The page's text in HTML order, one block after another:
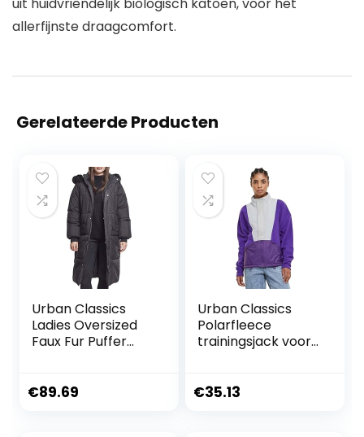
uit huidvriendelijk biologisch katoen, voor het
allerfijnste draagcomfort.
Gerelateerde Producten
Urban Classics
Ladies Oversized
Faux Fur Puffer
€89.69
Urban Classics
Polarfleece
trainingsjack voor
€35.13